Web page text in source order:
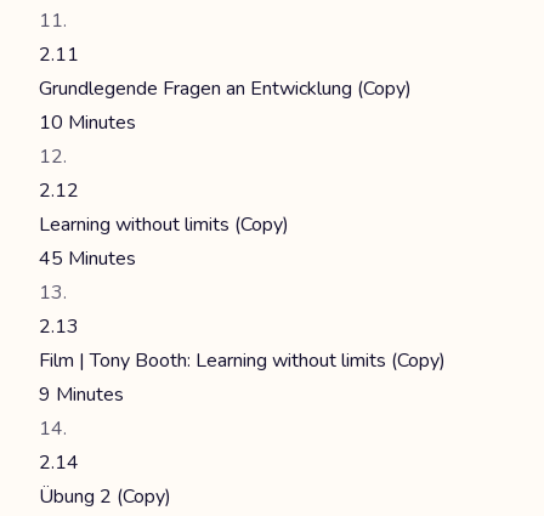
2.11
Grundlegende Fragen an Entwicklung (Copy)
10 Minutes
2.12
Learning without limits (Copy)
45 Minutes
2.13
Film | Tony Booth: Learning without limits (Copy)
9 Minutes
2.14
Übung 2 (Copy)